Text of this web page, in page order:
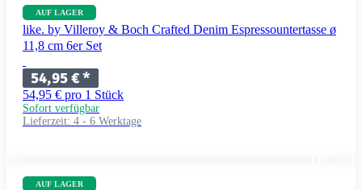
AUF LAGER
like. by Villeroy & Boch Crafted Denim Espressountertasse ø
11,8 cm 6er Set
54,95 €*
54,95 € pro 1 Stück
Sofort verfügbar
Lieferzeit: 4 - 6 Werktage
AUF LAGER